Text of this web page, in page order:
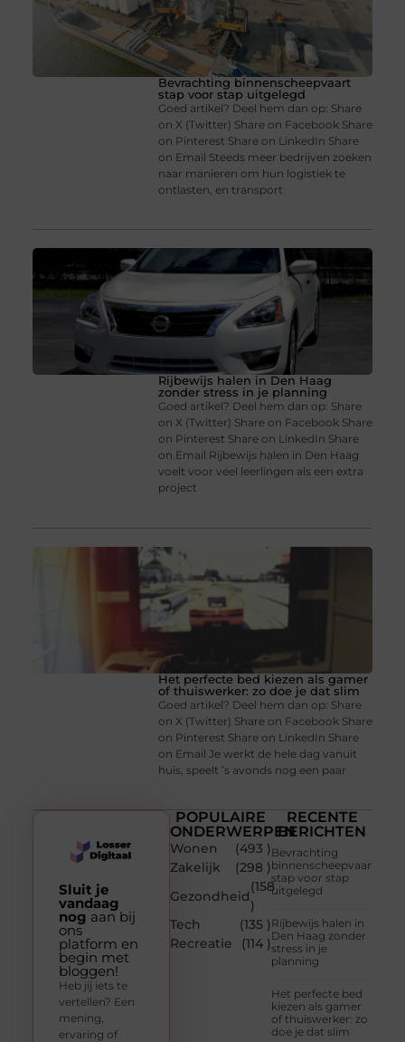
Bevrachting binnenscheepvaart
stap voor stap uitgelegd
Goed artikel? Deel hem dan op: Share
on X (Twitter) Share on Facebook Share
on Pinterest Share on LinkedIn Share
on Email Steeds meer bedrijven zoeken
naar manieren om hun logistiek te
ontlasten, en transport
Rijbewijs halen in Den Haag
zonder stress in je planning
Goed artikel? Deel hem dan op: Share
on X (Twitter) Share on Facebook Share
on Pinterest Share on LinkedIn Share
on Email Rijbewijs halen in Den Haag
voelt voor veel leerlingen als een extra
project
Het perfecte bed kiezen als gamer
of thuiswerker: zo doe je dat slim
Goed artikel? Deel hem dan op: Share
on X (Twitter) Share on Facebook Share
on Pinterest Share on LinkedIn Share
on Email Je werkt de hele dag vanuit
huis, speelt ’s avonds nog een paar
POPULAIRE
ONDERWERPEN
Wonen
(493 )
Zakelijk
(298 )
Gezondheid
(158
)
Tech
(135 )
Recreatie
(114 )
RECENTE
BERICHTEN
Bevrachting
binnenscheepvaart
stap voor stap
uitgelegd
Rijbewijs halen in
Den Haag zonder
stress in je
planning
Het perfecte bed
kiezen als gamer
of thuiswerker: zo
doe je dat slim
Sluit je
vandaag
nog aan bij
ons
platform en
begin met
bloggen!
Heb jij iets te
vertellen? Een
mening,
ervaring of